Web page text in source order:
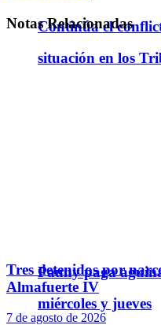
Continúa el
situación en los
Pauny paga
miércoles y jueves
NotasRelacionadas
Tres detenidos por
Almafuerte IV
7 de agosto de 2026